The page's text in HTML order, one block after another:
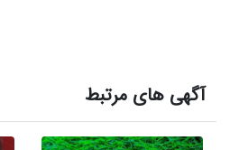
آگهی های مرتبط